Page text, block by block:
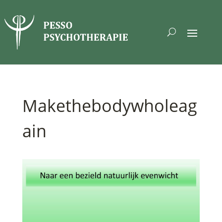
Makethebodywholeag
ain